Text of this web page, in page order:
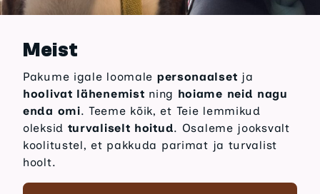
Meist
Pakume igale loomale personaalset ja
hoolivat lähenemist ning hoiame neid nagu
enda omi. Teeme kõik, et Teie lemmikud
oleksid turvaliselt hoitud. Osaleme jooksvalt
koolitustel, et pakkuda parimat ja turvalist
hoolt.